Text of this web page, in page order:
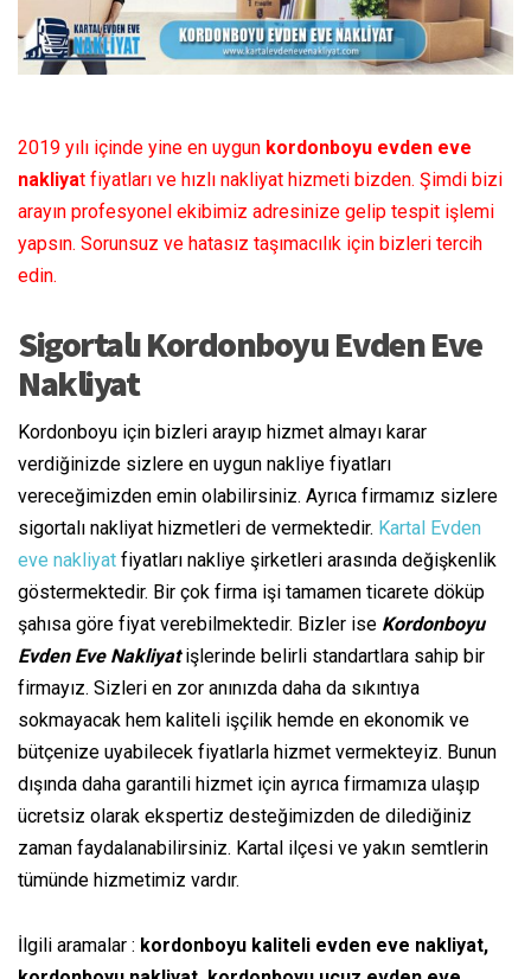
2019 yılı içinde yine en uygun kordonboyu evden eve
nakliyat fiyatları ve hızlı nakliyat hizmeti bizden. Şimdi bizi
arayın profesyonel ekibimiz adresinize gelip tespit işlemi
yapsın. Sorunsuz ve hatasız taşımacılık için bizleri tercih
edin.
Sigortalı Kordonboyu Evden Eve
Nakliyat
Kordonboyu için bizleri arayıp hizmet almayı karar
verdiğinizde sizlere en uygun nakliye fiyatları
vereceğimizden emin olabilirsiniz. Ayrıca firmamız sizlere
sigortalı nakliyat hizmetleri de vermektedir. Kartal Evden
eve nakliyat fiyatları nakliye şirketleri arasında değişkenlik
göstermektedir. Bir çok firma işi tamamen ticarete döküp
şahısa göre fiyat verebilmektedir. Bizler ise Kordonboyu
Evden Eve Nakliyatişlerinde belirli standartlara sahip bir
firmayız. Sizleri en zor anınızda daha da sıkıntıya
sokmayacak hem kaliteli işçilik hemde en ekonomik ve
bütçenize uyabilecek fiyatlarla hizmet vermekteyiz. Bunun
dışında daha garantili hizmet için ayrıca firmamıza ulaşıp
ücretsiz olarak ekspertiz desteğimizden de dilediğiniz
zaman faydalanabilirsiniz. Kartal ilçesi ve yakın semtlerin
tümünde hizmetimiz vardır.
İlgili aramalar : kordonboyu kaliteli evden eve nakliyat,